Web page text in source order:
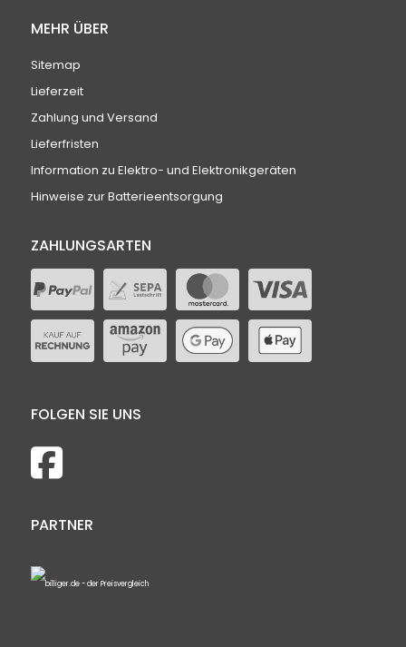
MEHR ÜBER
Sitemap
Lieferzeit
Zahlung und Versand
Lieferfristen
Information zu Elektro- und Elektronikgeräten
Hinweise zur Batterieentsorgung
ZAHLUNGSARTEN
FOLGEN SIE UNS
PARTNER